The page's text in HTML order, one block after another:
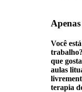
Você
que
aulas
terapia